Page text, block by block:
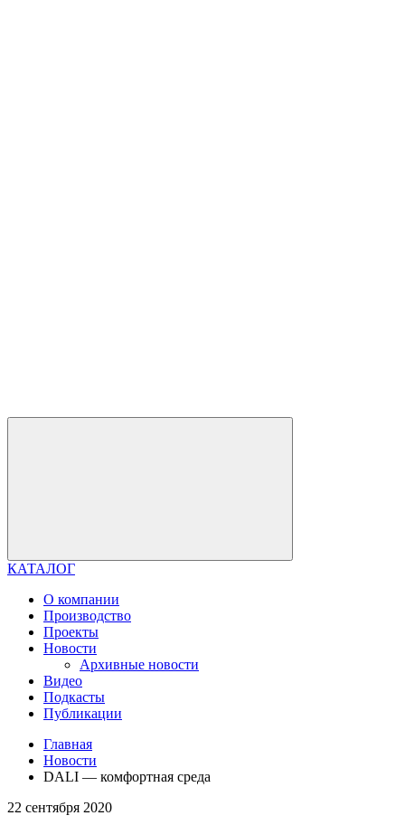
КАТАЛОГ
О компании
Производство
Проекты
Новости
Архивные новости
Видео
Подкасты
Публикации
Главная
Новости
DALI — комфортная среда
22 сентября 2020